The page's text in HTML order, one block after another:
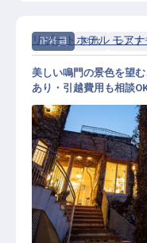
正社員 料飲 レスト
レストランサー
0～30代活躍中／
リゾートホテル モア
美しい鳴門の景色を望
あり・引越費用も相談